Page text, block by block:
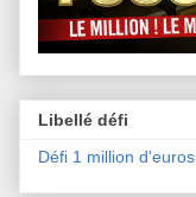
Libellé défi
Défi 1 million d'euros